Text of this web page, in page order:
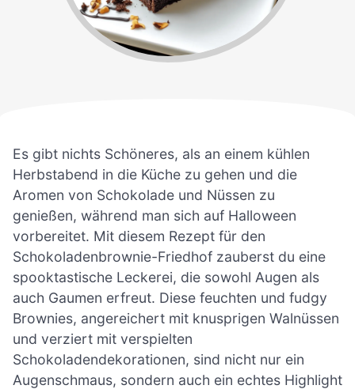
Es gibt nichts Schöneres, als an einem kühlen
Herbstabend in die Küche zu gehen und die
Aromen von Schokolade und Nüssen zu
genießen, während man sich auf Halloween
vorbereitet. Mit diesem Rezept für den
Schokoladenbrownie-Friedhof zauberst du eine
spooktastische Leckerei, die sowohl Augen als
auch Gaumen erfreut. Diese feuchten und fudgy
Brownies, angereichert mit knusprigen Walnüssen
und verziert mit verspielten
Schokoladendekorationen, sind nicht nur ein
Augenschmaus, sondern auch ein echtes Highlight